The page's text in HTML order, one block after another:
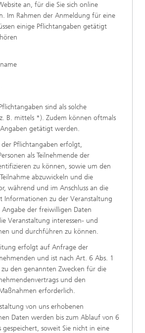
an, für die Sie sich online
Im Rahmen der Anmeldung für eine
einige Pflichtangaben getätigt
sind als solche
B. mittels *). Zudem können oftmals
getätigt werden.
Pflichtangaben erfolgt,
als Teilnehmende der
zu können, sowie um den
abzuwickeln und die
während und im Anschluss an die
Informationen zu der Veranstaltung
Angabe der freiwilligen Daten
Veranstaltung interessen- und
und durchführen zu können.
erfolgt auf Anfrage der
und ist nach Art. 6 Abs. 1
zu den genannten Zwecken für die
und den
erforderlich.
von uns erhobenen
Daten werden bis zum Ablauf von 6
soweit Sie nicht in eine